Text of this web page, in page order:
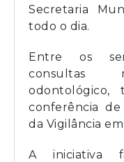
Secretaria
todo o dia.
Entre os
consultas
odontológico,
conferência
da Vigilância
A iniciativa